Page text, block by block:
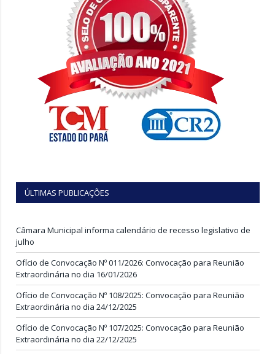
ÚLTIMAS PUBLICAÇÕES
Câmara Municipal informa calendário de recesso legislativo de
julho
Ofício de Convocação Nº 011/2026: Convocação para Reunião
Extraordinária no dia 16/01/2026
Ofício de Convocação Nº 108/2025: Convocação para Reunião
Extraordinária no dia 24/12/2025
Ofício de Convocação Nº 107/2025: Convocação para Reunião
Extraordinária no dia 22/12/2025